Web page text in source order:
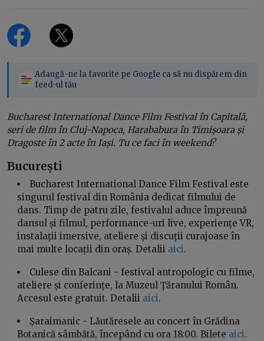
Adaugă-ne la favorite pe Google ca să nu dispărem din
feed-ul tău
Bucharest International Dance Film Festival în Capitală,
seri de film în Cluj-Napoca, Harababura în Timișoara și
Dragoste în 2 acte în Iași. Tu ce faci în weekend?
București
Bucharest International Dance Film Festival este
singurul festival din România dedicat filmului de
dans. Timp de patru zile, festivalul aduce împreună
dansul și filmul, performance-uri live, experiențe VR,
instalații imersive, ateliere și discuții curajoase în
mai multe locații din oraș. Detalii aici.
Culese din Balcani - festival antropologic cu filme,
ateliere și conferințe, la Muzeul Țăranului Român.
Accesul este gratuit. Detalii aici.
Șaraimanic - Lăutăresele au concert în Grădina
Botanică sâmbătă, începând cu ora 18:00. Bilete aici.